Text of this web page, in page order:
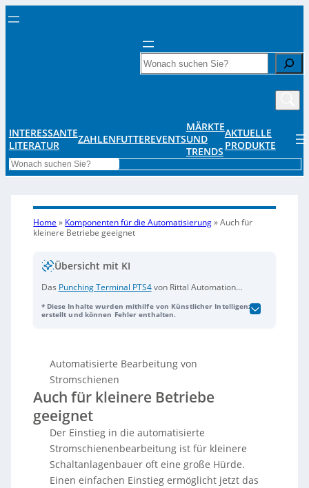
Search
INTERESSANTE
LITERATUR
ZAHLENFUTTEREVENTS
MÄRKTE
UND
TRENDS
AKTUELLE
PRODUKTE
Search
Home » Komponenten für die Automatisierung»Auch für
kleinere Betriebe geeignet
Übersicht mit KI
Das Punching Terminal PTS4von Rittal Automation
den einfachen Einstieg in die automatisierte
Werkzeuge sowie eine Trennstation. Sie unterstützt
eine digitale Auftragsabwicklung über das
Processing Centerund arbeitet effizient mitEplan
Engineering Tools, die von der Planung bis zum
Betrieb vernetzt sind. Das PTS4 kann auch
Aluminium verarbeiten und bietet
maschinenübergreifende Vernetzung für
automatisiertes Arbeiten. Die Investition amortisiert
sich laut Anbieter innerhalb von zwei bis drei Jahren.
* Diese Inhalte wurden mithilfe von Künstlicher Intelligenz
erstellt und können Fehler enthalten.
Automatisierte Bearbeitung von
Stromschienen
Auch für kleinere Betriebe
geeignet
Der Einstieg in die automatisierte
Stromschienenbearbeitung ist für kleinere
Schaltanlagenbauer oft eine große Hürde.
Einen einfachen Einstieg ermöglicht jetzt das